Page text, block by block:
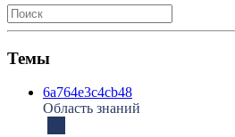
Темы
6a764e3c4cb48
Область знаний